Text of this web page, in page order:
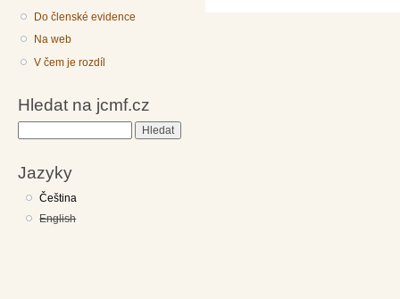
Do členské evidence
Na web
V čem je rozdíl
Hledat na jcmf.cz
Jazyky
Čeština
English